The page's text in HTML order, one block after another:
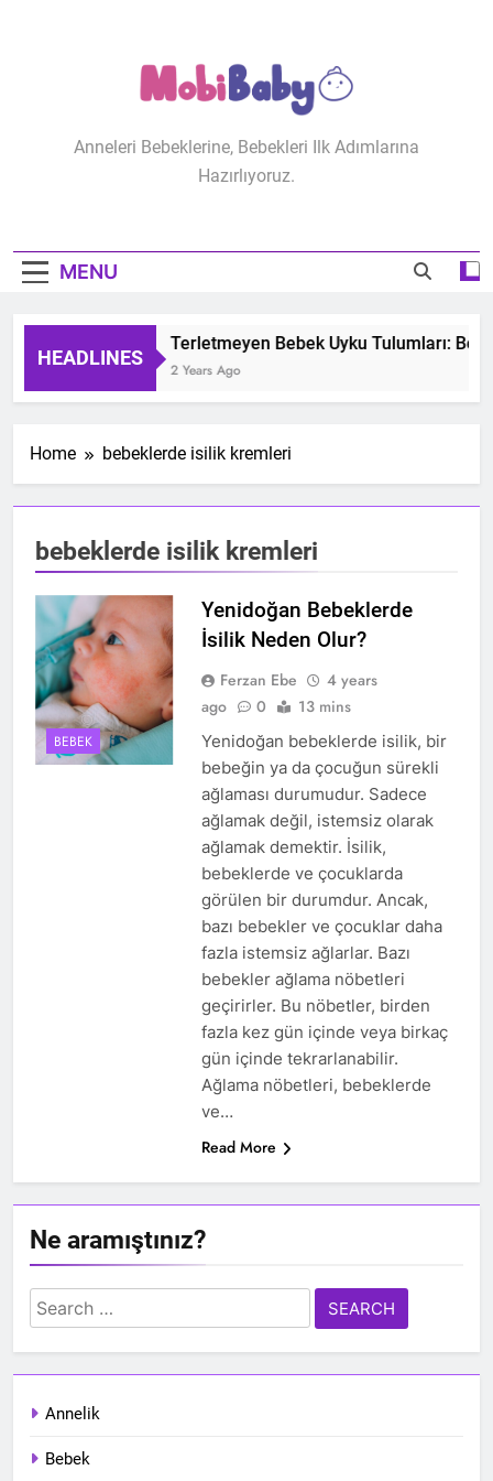
MobiBaby
Anneleri Bebeklerine, Bebekleri Ilk Adımlarına
Hazırlıyoruz.
MENU
HEADLINES
Terletmeyen Bebek Uyku Tulumları:
2 Years Ago
Home bebeklerde isilik kremleri
bebeklerde isilik kremleri
BEBEK
Yenidoğan Bebeklerde
İsilik Neden Olur?
Ferzan Ebe
4 years
ago
0 13 mins
Yenidoğan bebeklerde isilik, bir
bebeğin ya da çocuğun sürekli
ağlaması durumudur. Sadece
ağlamak değil, istemsiz olarak
ağlamak demektir. İsilik,
bebeklerde ve çocuklarda
görülen bir durumdur. Ancak,
bazı bebekler ve çocuklar daha
fazla istemsiz ağlarlar. Bazı
bebekler ağlama nöbetleri
geçirirler. Bu nöbetler, birden
fazla kez gün içinde veya birkaç
gün içinde tekrarlanabilir.
Ağlama nöbetleri, bebeklerde
ve…
Read More
Ne aramıştınız?
Search
for:
Annelik
Bebek